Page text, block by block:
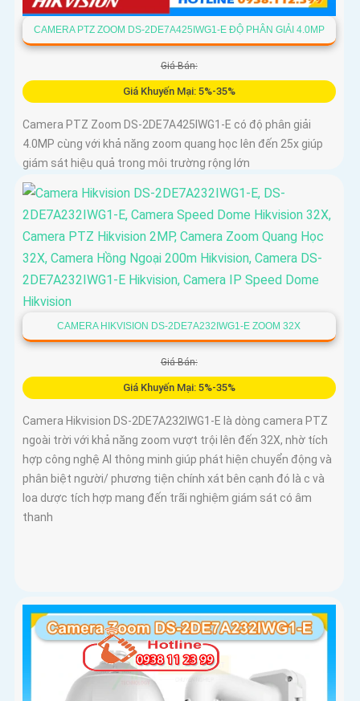
CAMERA PTZ ZOOM DS-2DE7A425IWG1-E ĐỘ PHÂN GIẢI 4.0MP
Giá Bán:
Giá Khuyến Mại: 5%-35%
Camera PTZ Zoom DS-2DE7A425IWG1-E có độ phân giải
4.0MP cùng với khả năng zoom quang học lên đến 25x giúp
giám sát hiệu quả trong môi trường rộng lớn
CAMERA HIKVISION DS-2DE7A232IWG1-E ZOOM 32X
Giá Bán:
Giá Khuyến Mại: 5%-35%
Camera Hikvision DS-2DE7A232IWG1-E là dòng camera PTZ
ngoài trời với khả năng zoom vượt trội lên đến 32X, nhờ tích
hợp công nghệ AI thông minh giúp phát hiện chuyển động và
phân biệt người/ phương tiện chính xát bên cạnh đó là c và
loa dược tích hợp mang đến trãi nghiệm giám sát có âm
thanh